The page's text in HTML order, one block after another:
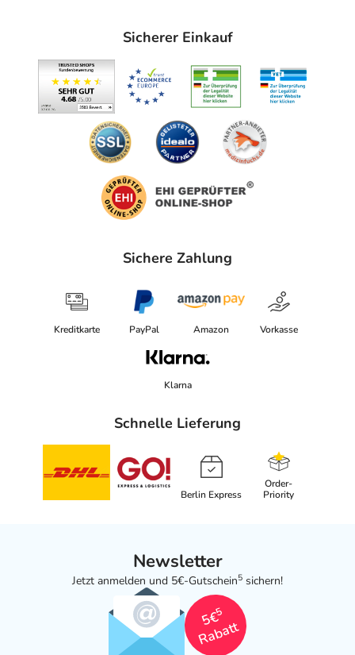
Sicherer Einkauf
Sichere Zahlung
Kreditkarte PayPal Amazon Vorkasse
Klarna
Schnelle Lieferung
Berlin Express
Order-
Priority
Newsletter
Jetzt anmelden und 5€-Gutschein5 sichern!
5€
5
Rabatt